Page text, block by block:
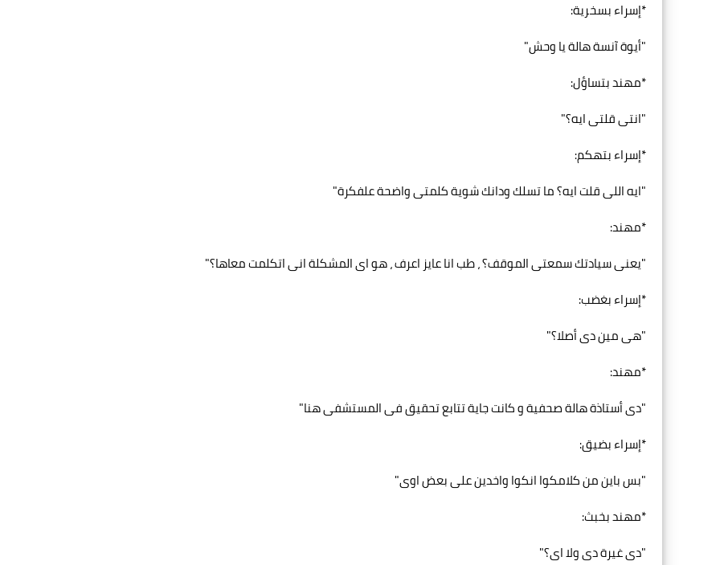
*إسراء بسخرية:
"أيوة آنسة هالة يا وحش"
*مهند بتساؤل:
"انتى قلتى ايه؟"
*إسراء بتهكم:
"ايه اللى قلت ايه؟ ما تسلك ودانك شوية كلمتى واضحة علفكرة"
*مهند:
"يعنى سيادتك سمعتى الموقف؟ ، طب انا عايز اعرف ، هو اى المشكلة انى اتكلمت معاها؟"
*إسراء بغضب:
"هى مين دى أصلا؟"
*مهند:
"دى أستاذة هالة صحفية و كانت جاية تتابع تحقيق فى المستشفى هنا"
*إسراء بضيق:
"بس باين من كلامكوا انكوا واخدين على بعض اوى"
*مهند بخبث:
"دى غيرة دى ولا اى؟"